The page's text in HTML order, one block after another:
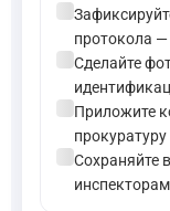
протокола —
Сделайте
Приложите
Сохраняйте